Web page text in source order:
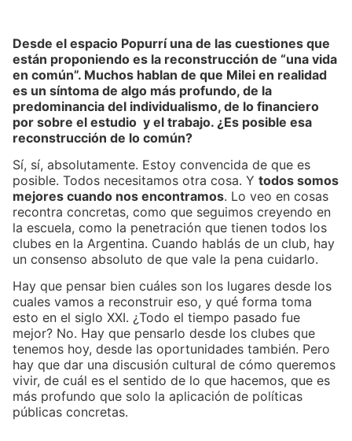
Desde el espacio Popurrí una de las cuestiones que
están proponiendo es la reconstrucción de “una vida
en común”. Muchos hablan de que Milei en realidad
es un síntoma de algo más profundo, de la
predominancia del individualismo, de lo financiero
por sobre el estudio y el trabajo. ¿Es posible esa
reconstrucción de lo común?
Sí, sí, absolutamente. Estoy convencida de que es
posible. Todos necesitamos otra cosa. Y todos somos
mejores cuando nos encontramos. Lo veo en cosas
recontra concretas, como que seguimos creyendo en
la escuela, como la penetración que tienen todos los
clubes en la Argentina. Cuando hablás de un club, hay
un consenso absoluto de que vale la pena cuidarlo.
Hay que pensar bien cuáles son los lugares desde los
cuales vamos a reconstruir eso, y qué forma toma
esto en el siglo XXI. ¿Todo el tiempo pasado fue
mejor? No. Hay que pensarlo desde los clubes que
tenemos hoy, desde las oportunidades también. Pero
hay que dar una discusión cultural de cómo queremos
vivir, de cuál es el sentido de lo que hacemos, que es
más profundo que solo la aplicación de políticas
públicas concretas.